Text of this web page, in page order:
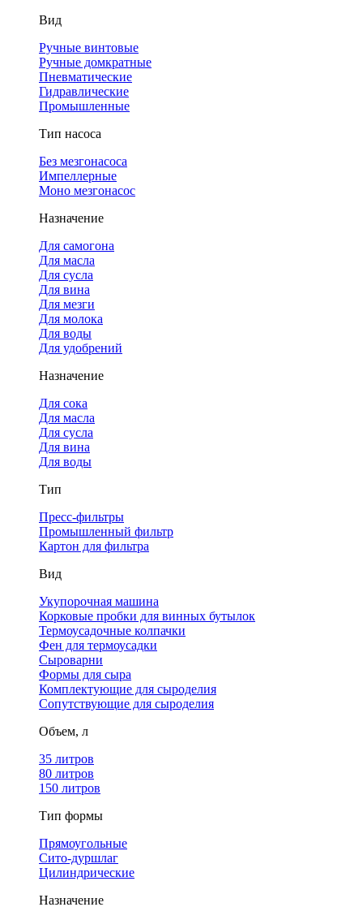
Вид
Ручные винтовые
Ручные домкратные
Пневматические
Гидравлические
Промышленные
Тип насоса
Без мезгонасоса
Импеллерные
Моно мезгонасос
Назначение
Для самогона
Для масла
Для сусла
Для вина
Для мезги
Для молока
Для воды
Для удобрений
Назначение
Для сока
Для масла
Для сусла
Для вина
Для воды
Тип
Пресс-фильтры
Промышленный фильтр
Картон для фильтра
Вид
Укупорочная машина
Корковые пробки для винных бутылок
Термоусадочные колпачки
Фен для термоусадки
Сыроварни
Формы для сыра
Комплектующие для сыроделия
Сопутствующие для сыроделия
Объем, л
35 литров
80 литров
150 литров
Тип формы
Прямоугольные
Сито-дуршлаг
Цилиндрические
Назначение